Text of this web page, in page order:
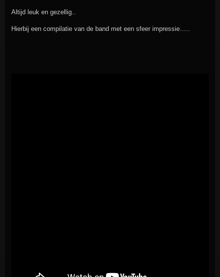
Altijd leuk en gezellig..
Hierbij een compilatie van de band met een sfeer impressie…..